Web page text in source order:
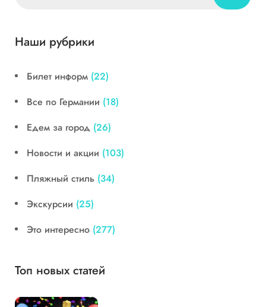
Наши рубрики
Билет информ (22)
Все по Германии (18)
Едем за город (26)
Новости и акции (103)
Пляжный стиль (34)
Экскурсии (25)
Это интересно (277)
Топ новых статей